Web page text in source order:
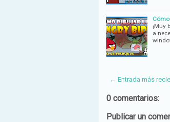
¡Muy
a
← Entrada más
0 comentarios:
Publicar un